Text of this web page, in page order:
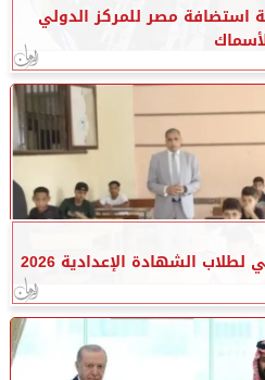
استضافة مصر للمركز الدولي
الشهادة الإعدادية 2026